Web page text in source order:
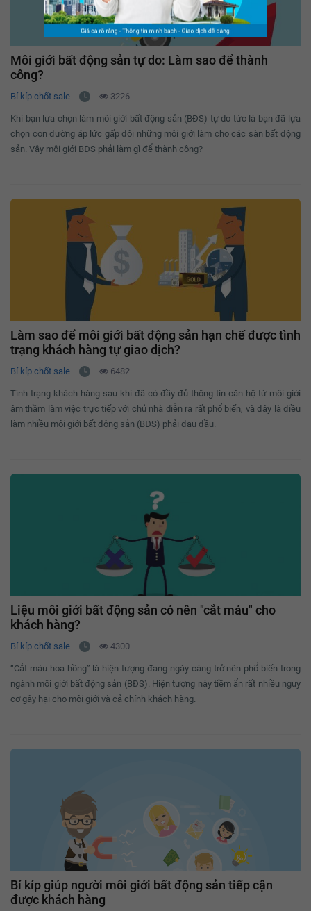
Môi giới bất động sản tự do: Làm sao để thành
công?
Bí kíp chốt sale 3226
Khi bạn lựa chọn làm môi giới bất động sản (BĐS) tự do tức là bạn đã lựa
chọn con đường áp lức gấp đôi những môi giới làm cho các sàn bất động
sản. Vậy môi giới BĐS phải làm gì để thành công?
Làm sao để môi giới bất động sản hạn chế được tình
trạng khách hàng tự giao dịch?
Bí kíp chốt sale 6482
Tình trạng khách hàng sau khi đã có đầy đủ thông tin căn hộ từ môi giới
âm thầm làm việc trực tiếp với chủ nhà diễn ra rất phổ biến, và đây là điều
làm nhiều môi giới bất động sản (BĐS) phải đau đầu.
Liệu môi giới bất động sản có nên "cắt máu" cho
khách hàng?
Bí kíp chốt sale 4300
“Cắt máu hoa hồng” là hiện tượng đang ngày càng trở nên phổ biến trong
ngành môi giới bất động sản (BĐS). Hiện tượng này tiềm ẩn rất nhiều nguy
cơ gây hại cho môi giới và cả chính khách hàng.
Bí kíp giúp người môi giới bất động sản tiếp cận
được khách hàng